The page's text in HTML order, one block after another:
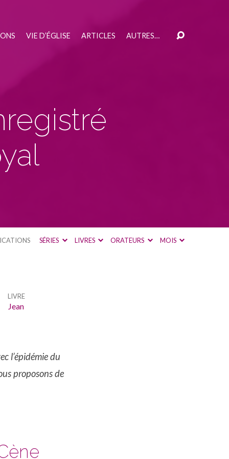
VIE D’ÉGLISE ARTICLES AUTRES…
SÉRIES LIVRES ORATEURS MOIS
LIVRE
Jean
l’épidémie du
proposons de